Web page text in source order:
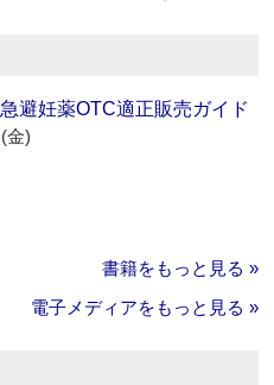
急避妊薬OTC適正販売ガイド
金)
書籍をもっと見る »
電子メディアをもっと見る »